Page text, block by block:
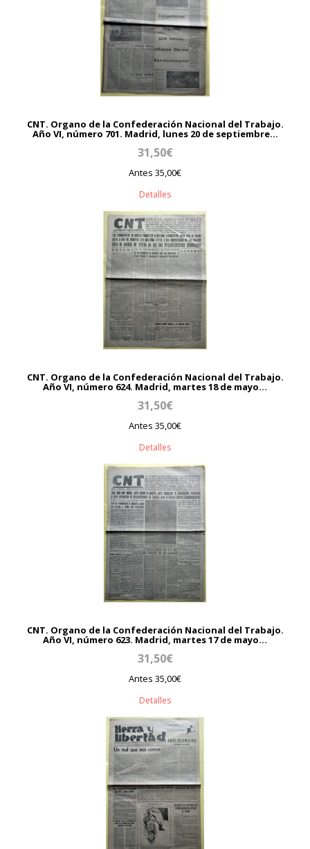
CNT. Organo de la Confederación Nacional del Trabajo.
Año VI, número 701. Madrid, lunes 20 de septiembre...
31,50€
Antes 35,00€
Detalles
CNT. Organo de la Confederación Nacional del Trabajo.
Año VI, número 624. Madrid, martes 18 de mayo...
31,50€
Antes 35,00€
Detalles
CNT. Organo de la Confederación Nacional del Trabajo.
Año VI, número 623. Madrid, martes 17 de mayo...
31,50€
Antes 35,00€
Detalles